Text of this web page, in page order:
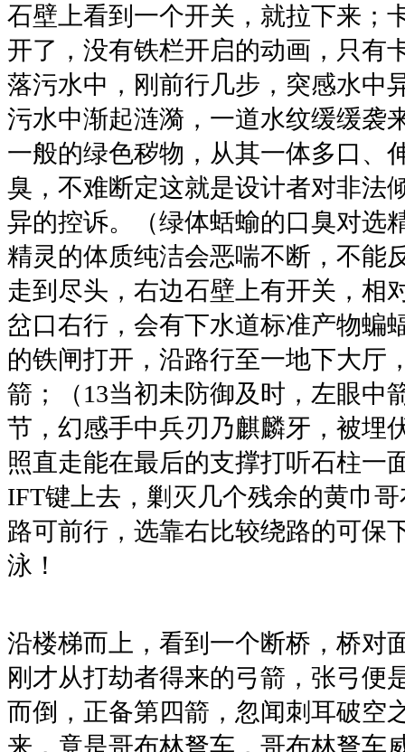
石壁上看到一个开关，就拉下来；
开了，没有铁栏开启的动画，只
落污水中，刚前行几步，突感水中
污水中渐起涟漪，一道水纹缓缓袭
一般的绿色秽物，从其一体多口、
臭，不难断定这就是设计者对非法
异的控诉。（绿体蛞蝓的口臭对选
精灵的体质纯洁会恶喘不断，不能
走到尽头，右边石壁上有开关，相
岔口右行，会有下水道标准产物蝙
的铁闸打开，沿路行至一地下大厅
箭；（13当初未防御及时，左眼中
节，幻感手中兵刃乃麒麟牙，被埋
照直走能在最后的支撑打听石柱一
IFT键上去，剿灭几个残余的黄巾
路可前行，选靠右比较绕路的可保
泳！
沿楼梯而上，看到一个断桥，桥对
刚才从打劫者得来的弓箭，张弓便
而倒，正备第四箭，忽闻刺耳破空
来，竟是哥布林弩车，哥布林弩车